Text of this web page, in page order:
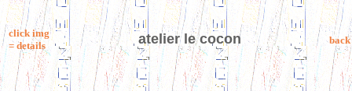
click img
= details
atelier le cocon back